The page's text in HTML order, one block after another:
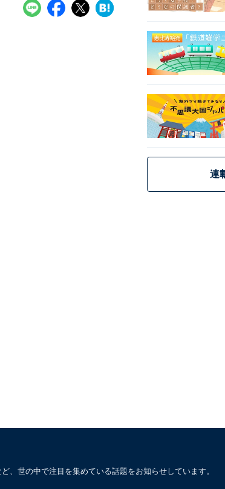
連
、世の中で注目を集めている話題をお知らせしています。